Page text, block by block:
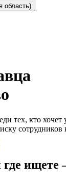
область)
тех, кто хочет
сотрудников
где